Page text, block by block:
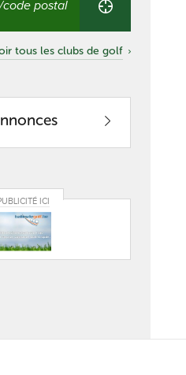
tous les clubs de golf
ICI